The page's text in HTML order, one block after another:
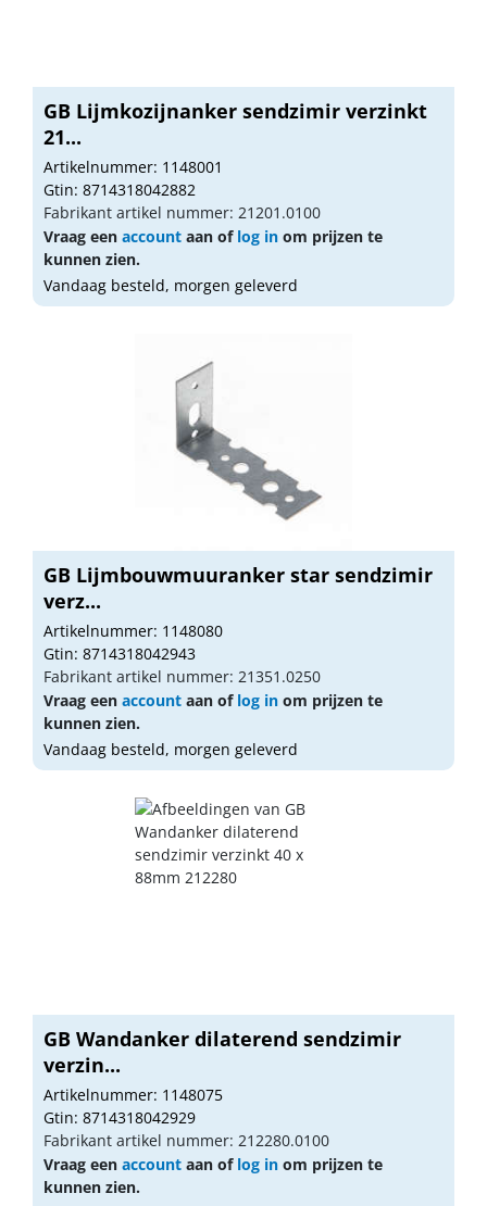
GB Lijmkozijnanker sendzimir verzinkt
21...
Artikelnummer: 1148001
Gtin: 8714318042882
Fabrikant artikel nummer: 21201.0100
Vraag een account aan of log in om prijzen te
kunnen zien.
Vandaag besteld, morgen geleverd
GB Lijmbouwmuuranker star sendzimir
verz...
Artikelnummer: 1148080
Gtin: 8714318042943
Fabrikant artikel nummer: 21351.0250
Vraag een account aan of log in om prijzen te
kunnen zien.
Vandaag besteld, morgen geleverd
GB Wandanker dilaterend sendzimir
verzin...
Artikelnummer: 1148075
Gtin: 8714318042929
Fabrikant artikel nummer: 212280.0100
Vraag een account aan of log in om prijzen te
kunnen zien.